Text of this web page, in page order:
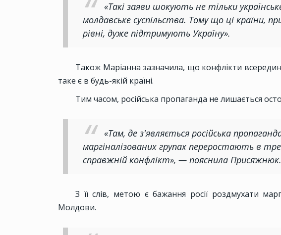
«Такі заяви шокують не тільки
молдавське суспільства. Тому що ці країни,
рівні, дуже підтримують Україну».
Також Маріанна зазначила, що конфлікти
таке є в будь-якій країні.
Тим часом, російська пропаганда не лишається
«Там, де з'являється російська
маргіналізованих групах переростають в
справжній конфлікт», — пояснила Присяжнюк.
З її слів, метою є бажання росії роздмухати
Молдови.